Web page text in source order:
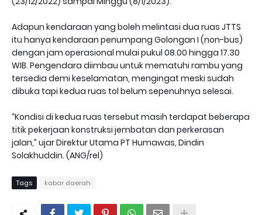
Adapun kendaraan yang boleh melintasi dua ruas JTTS
itu hanya kendaraan penumpang Golongan I (non-bus)
dengan jam operasional mulai pukul 08.00 hingga 17.30
WIB. Pengendara diimbau untuk mematuhi rambu yang
tersedia demi keselamatan, mengingat meski sudah
dibuka tapi kedua ruas tol belum sepenuhnya selesai.
“Kondisi di kedua ruas tersebut masih terdapat beberapa
titik pekerjaan konstruksi jembatan dan perkerasan
jalan,” ujar Direktur Utama PT Humawas, Dindin
Solakhuddin. (ANG/rel)
Tags kabar daerah